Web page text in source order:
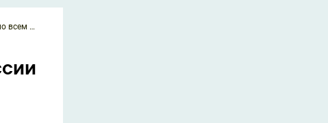
Депутат Терюшков: «Савин набрасывается на армию России не случайно – его кураторы активизировались по всем фронтам»